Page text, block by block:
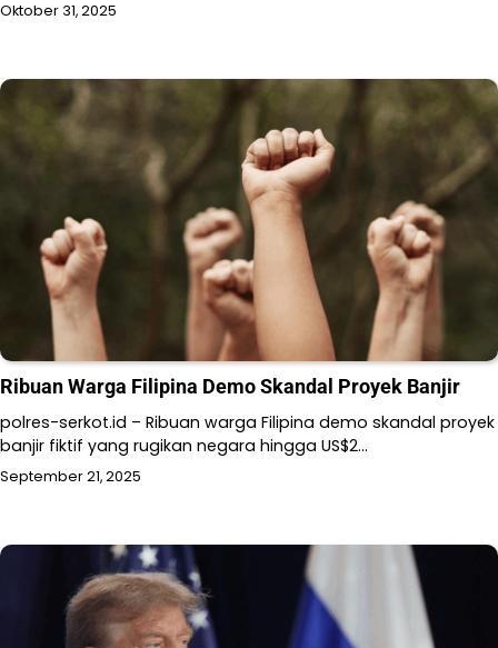
Oktober 31, 2025
Ribuan Warga Filipina Demo Skandal Proyek Banjir
polres-serkot.id – Ribuan warga Filipina demo skandal proyek
banjir fiktif yang rugikan negara hingga US$2…
September 21, 2025